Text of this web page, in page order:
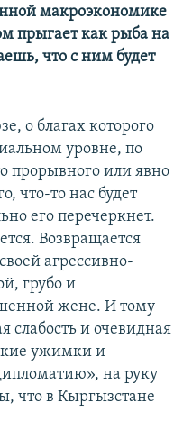
макроэкономике
прыгает как рыба на
что с ним будет
о благах которого
уровне, по
прорывного или явно
что-то нас будет
его перечеркнет.
Возвращается
агрессивно-
грубо и
жене. И тому
слабость и очевидная
ужимки и
на руку
что в Кыргызстане